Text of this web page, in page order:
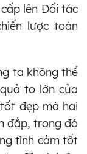
lên Đối tác
lược toàn
ta không thể
to lớn của
đẹp mà hai
đắp, trong đó
tình cảm tốt